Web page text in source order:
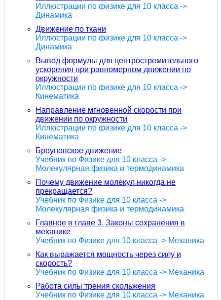
Иллюстрации по физике для 10 класса ->
Динамика
Движение по ткани
Иллюстрации по физике для 10 класса ->
Динамика
Вывод формулы для центростремительного
ускорения при равномерном движении по
окружности
Иллюстрации по физике для 10 класса ->
Кинематика
Направление мгновенной скорости при
движении по окружности
Иллюстрации по физике для 10 класса ->
Кинематика
Броуновское движение
Учебник по Физике для 10 класса ->
Молекулярная физика и термодинамика
Почему движение молекул никогда не
прекращается?
Учебник по Физике для 10 класса ->
Молекулярная физика и термодинамика
Главное в главе 3. Законы сохранения в
механике
Учебник по Физике для 10 класса -> Механика
Как выражается мощность через силу и
скорость?
Учебник по Физике для 10 класса -> Механика
Работа силы трения скольжения
Учебник по Физике для 10 класса -> Механика